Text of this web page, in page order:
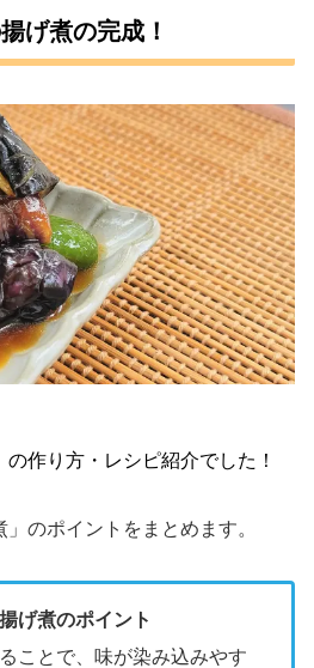
げ煮の完成！
作り方・レシピ紹介でした！
のポイントをまとめます。
げ煮のポイント
ことで、味が染み込みやす